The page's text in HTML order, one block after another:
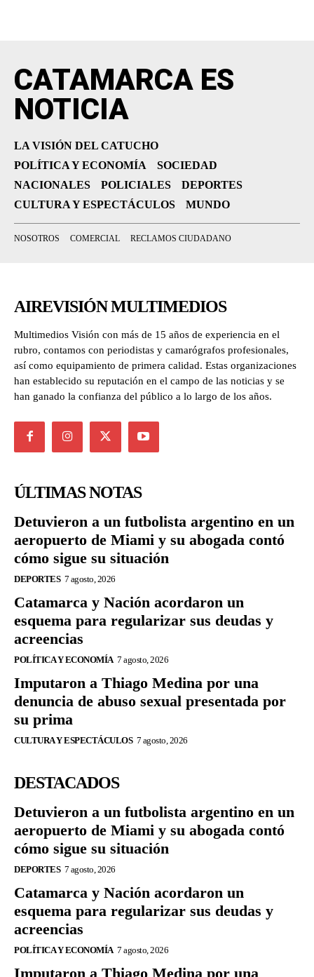
CATAMARCA ES
NOTICIA
LA VISIÓN DEL CATUCHO
POLÍTICA Y ECONOMÍA
SOCIEDAD
NACIONALES
POLICIALES
DEPORTES
CULTURA Y ESPECTÁCULOS
MUNDO
NOSOTROS COMERCIAL RECLAMOS CIUDADANO
AIREVISIÓN MULTIMEDIOS
Multimedios Visión con más de 15 años de experiencia en el
rubro, contamos con periodistas y camarógrafos profesionales,
así como equipamiento de primera calidad. Estas organizaciones
han establecido su reputación en el campo de las noticias y se
han ganado la confianza del público a lo largo de los años.
ÚLTIMAS NOTAS
Detuvieron a un futbolista argentino en un
aeropuerto de Miami y su abogada contó
cómo sigue su situación
DEPORTES 7 agosto, 2026
Catamarca y Nación acordaron un
esquema para regularizar sus deudas y
acreencias
POLÍTICA Y ECONOMÍA 7 agosto, 2026
Imputaron a Thiago Medina por una
denuncia de abuso sexual presentada por
su prima
CULTURA Y ESPECTÁCULOS 7 agosto, 2026
DESTACADOS
Detuvieron a un futbolista argentino en un
aeropuerto de Miami y su abogada contó
cómo sigue su situación
DEPORTES 7 agosto, 2026
Catamarca y Nación acordaron un
esquema para regularizar sus deudas y
acreencias
POLÍTICA Y ECONOMÍA 7 agosto, 2026
Imputaron a Thiago Medina por una